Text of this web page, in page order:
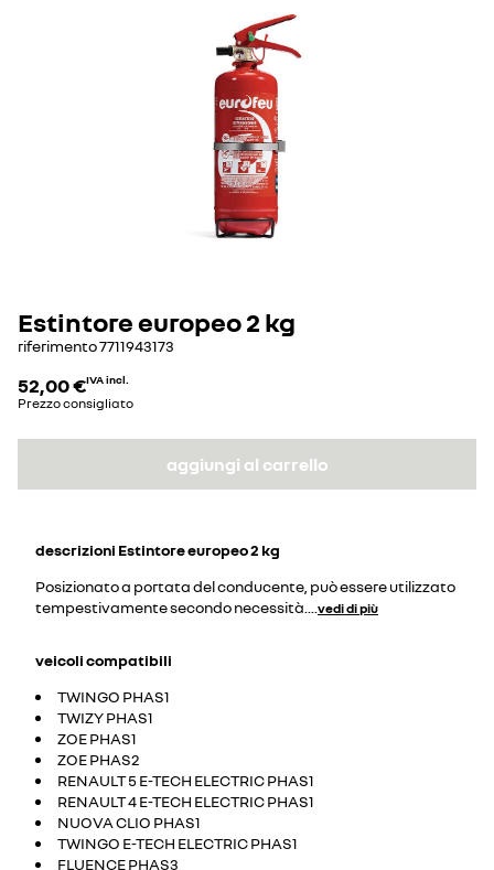
Estintore europeo 2 kg
riferimento7711943173
52,00 €IVA incl.
Prezzo consigliato
aggiungi al carrello
descrizioni Estintore europeo 2 kg
Posizionato a portata del conducente, può essere utilizzato
tempestivamente secondo necessità....vedi di più
veicoli compatibili
TWINGO PHAS1
TWIZY PHAS1
ZOE PHAS1
ZOE PHAS2
RENAULT 5 E-TECH ELECTRIC PHAS1
RENAULT 4 E-TECH ELECTRIC PHAS1
NUOVA CLIO PHAS1
TWINGO E-TECH ELECTRIC PHAS1
FLUENCE PHAS3